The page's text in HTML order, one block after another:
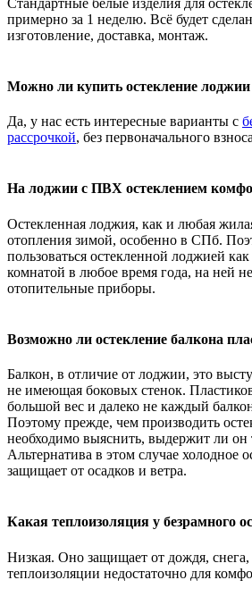
примерно за 1 неделю. Всё будет
изготовление, доставка, монтаж.
Можно ли купить остекление лоджии
Да, у нас есть интересные варианты с
рассрочкой, без первоначального
На лоджии с ПВХ остеклением
Остекленная лоджия, как и любая
отопления зимой, особенно в СПб.
пользоваться остекленной лоджией
комнатой в любое время года, на ней
отопительные приборы.
Возможно ли остекление балкона
Балкон, в отличие от лоджии, это
не имеющая боковых стенок.
большой вес и далеко не каждый
Поэтому прежде, чем производить
необходимо выяснить, выдержит ли он
Альтернатива в этом случае холодное
защищает от осадков и ветра.
Какая теплоизоляция у безрамного
Низкая. Оно защищает от дождя,
теплоизоляции недостаточно для